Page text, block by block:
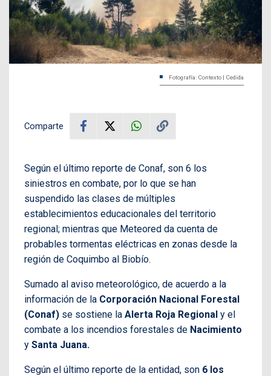
Fotografía: Contexto | Cedida
Comparte
Según el último reporte de Conaf, son 6 los
siniestros en combate, por lo que se han
suspendido las clases de múltiples
establecimientos educacionales del territorio
regional; mientras que Meteored da cuenta de
probables tormentas eléctricas en zonas desde la
región de Coquimbo al Biobío.
Sumado al aviso meteorológico, de acuerdo a la
información de la Corporación Nacional Forestal
(Conaf) se sostiene la Alerta Roja Regional y el
combate a los incendios forestales de Nacimiento
y Santa Juana.
Según el último reporte de la entidad, son 6 los